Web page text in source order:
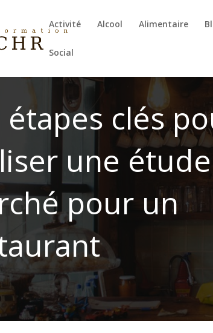
Activité Alcool Alimentaire
Social
étapes clés
une
pour un